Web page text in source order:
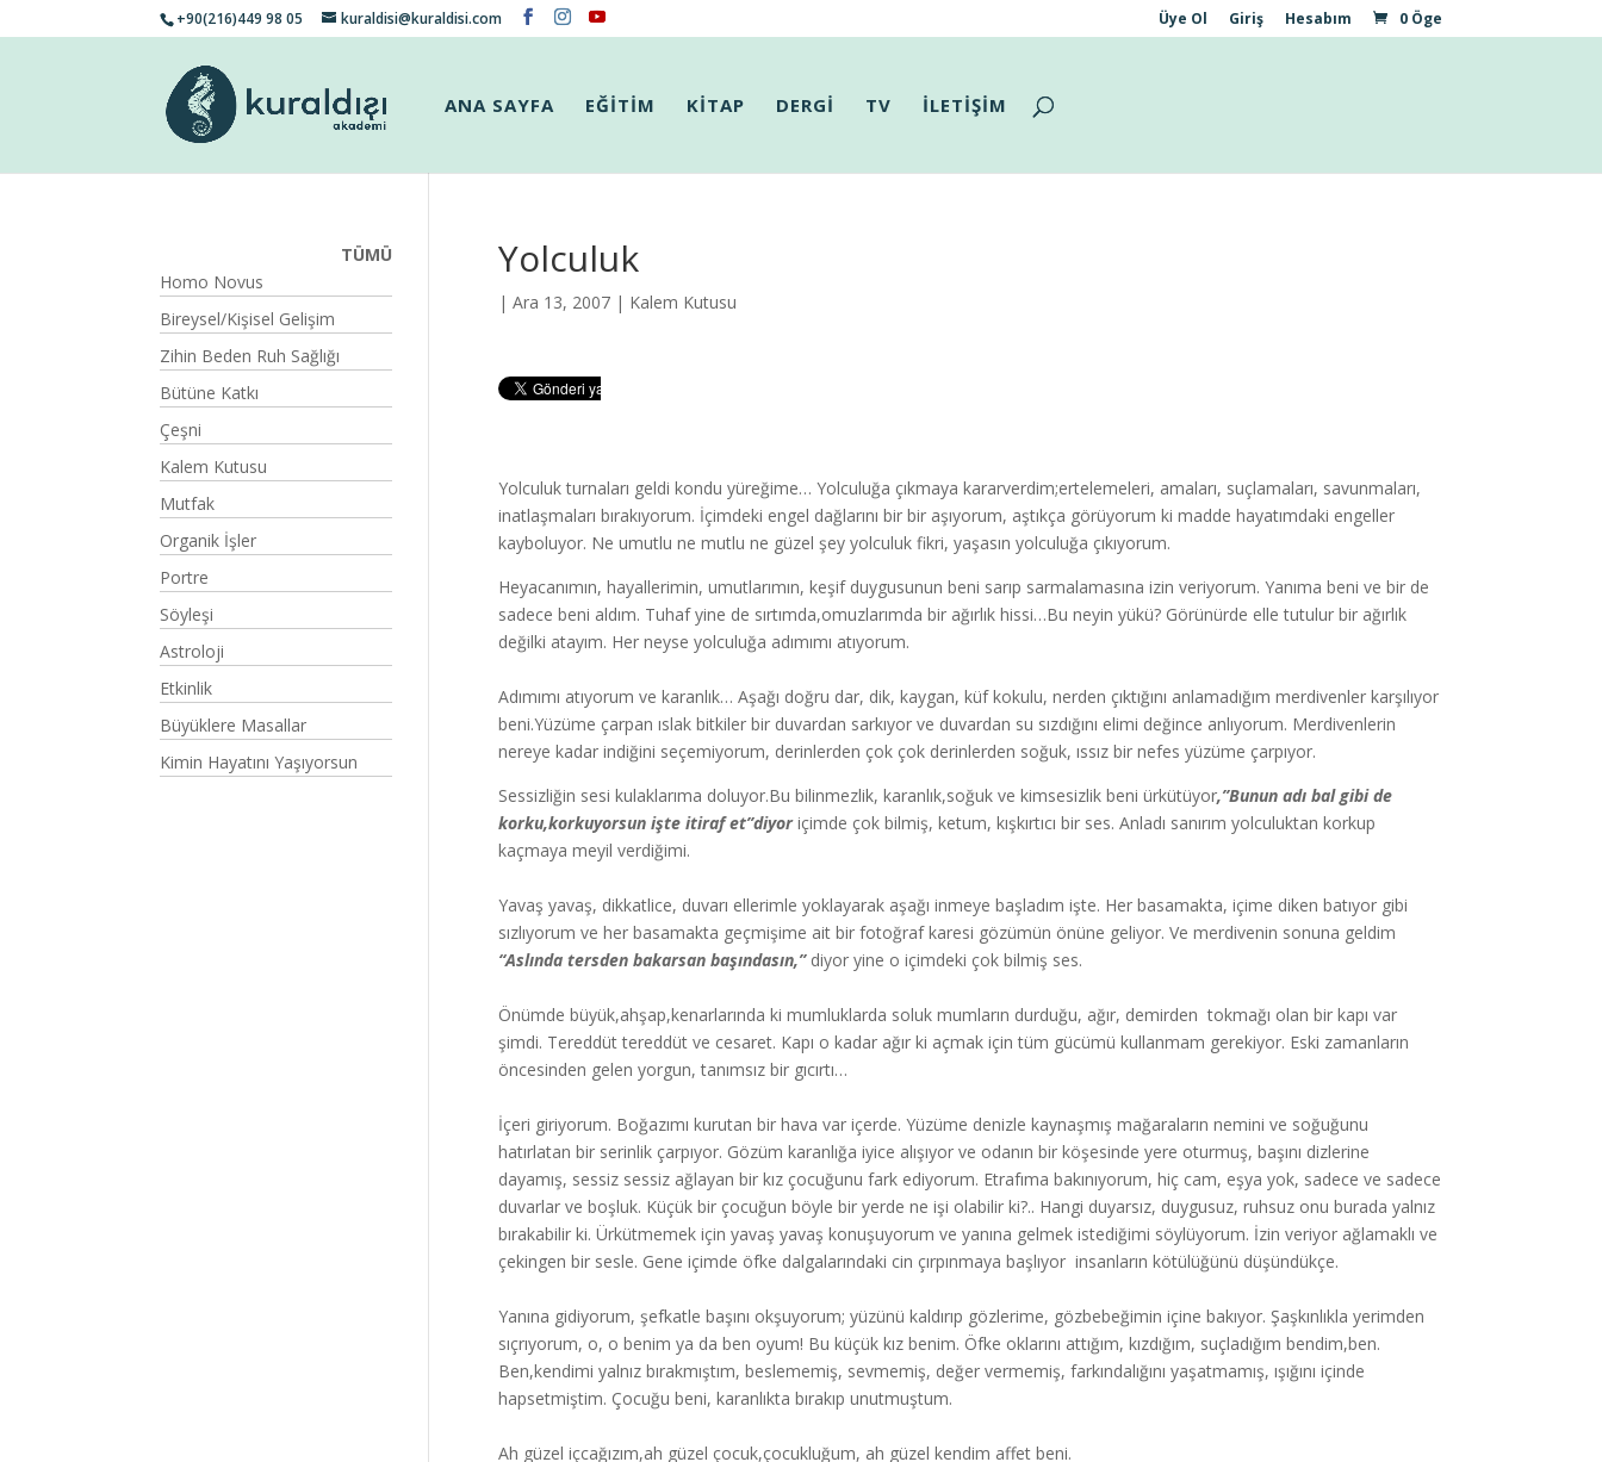
+90(216)449 98 05 kuraldisi@kuraldisi.com Üye Ol Giriş Hesabım 0 Öge
ANA SAYFA EĞİTİM KİTAP DERGİ TV İLETİŞİM
Yolculuk
| Ara 13, 2007 | Kalem Kutusu
Yolculuk turnaları geldi kondu yüreğime… Yolculuğa çıkmaya kararverdim;ertelemeleri, amaları, suçlamaları, savunmaları,
inatlaşmaları bırakıyorum. İçimdeki engel dağlarını bir bir aşıyorum, aştıkça görüyorum ki madde hayatımdaki engeller
kayboluyor. Ne umutlu ne mutlu ne güzel şey yolculuk fikri, yaşasın yolculuğa çıkıyorum.
Heyacanımın, hayallerimin, umutlarımın, keşif duygusunun beni sarıp sarmalamasına izin veriyorum. Yanıma beni ve bir de
sadece beni aldım. Tuhaf yine de sırtımda,omuzlarımda bir ağırlık hissi…Bu neyin yükü? Görünürde elle tutulur bir ağırlık
değilki atayım. Her neyse yolculuğa adımımı atıyorum.
Adımımı atıyorum ve karanlık… Aşağı doğru dar, dik, kaygan, küf kokulu, nerden çıktığını anlamadığım merdivenler karşılıyor
beni.Yüzüme çarpan ıslak bitkiler bir duvardan sarkıyor ve duvardan su sızdığını elimi değince anlıyorum. Merdivenlerin
nereye kadar indiğini seçemiyorum, derinlerden çok çok derinlerden soğuk, ıssız bir nefes yüzüme çarpıyor.
Sessizliğin sesi kulaklarıma doluyor.Bu bilinmezlik, karanlık,soğuk ve kimsesizlik beni ürkütüyor,”Bunun adı bal gibi de
korku,korkuyorsun işte itiraf et”diyoriçimde çok bilmiş, ketum, kışkırtıcı bir ses. Anladı sanırım yolculuktan korkup
kaçmaya meyil verdiğimi.
Yavaş yavaş, dikkatlice, duvarı ellerimle yoklayarak aşağı inmeye başladım işte. Her basamakta, içime diken batıyor gibi
sızlıyorum ve her basamakta geçmişime ait bir fotoğraf karesi gözümün önüne geliyor. Ve merdivenin sonuna geldim
“Aslında tersden bakarsan başındasın,”diyor yine o içimdeki çok bilmiş ses.
Önümde büyük,ahşap,kenarlarında ki mumluklarda soluk mumların durduğu, ağır, demirden tokmağı olan bir kapı var
şimdi. Tereddüt tereddüt ve cesaret. Kapı o kadar ağır ki açmak için tüm gücümü kullanmam gerekiyor. Eski zamanların
öncesinden gelen yorgun, tanımsız bir gıcırtı…
İçeri giriyorum. Boğazımı kurutan bir hava var içerde. Yüzüme denizle kaynaşmış mağaraların nemini ve soğuğunu
hatırlatan bir serinlik çarpıyor. Gözüm karanlığa iyice alışıyor ve odanın bir köşesinde yere oturmuş, başını dizlerine
dayamış, sessiz sessiz ağlayan bir kız çocuğunu fark ediyorum. Etrafıma bakınıyorum, hiç cam, eşya yok, sadece ve sadece
duvarlar ve boşluk. Küçük bir çocuğun böyle bir yerde ne işi olabilir ki?.. Hangi duyarsız, duygusuz, ruhsuz onu burada yalnız
bırakabilir ki. Ürkütmemek için yavaş yavaş konuşuyorum ve yanına gelmek istediğimi söylüyorum. İzin veriyor ağlamaklı ve
çekingen bir sesle. Gene içimde öfke dalgalarındaki cin çırpınmaya başlıyor insanların kötülüğünü düşündükçe.
Yanına gidiyorum, şefkatle başını okşuyorum; yüzünü kaldırıp gözlerime, gözbebeğimin içine bakıyor. Şaşkınlıkla yerimden
sıçrıyorum, o, o benim ya da ben oyum! Bu küçük kız benim. Öfke oklarını attığım, kızdığım, suçladığım bendim,ben.
Ben,kendimi yalnız bırakmıştım, beslememiş, sevmemiş, değer vermemiş, farkındalığını yaşatmamış, ışığını içinde
hapsetmiştim. Çocuğu beni, karanlıkta bırakıp unutmuştum.
Ah güzel içcağızım,ah güzel çocuk,çocukluğum, ah güzel kendim affet beni.
TÜMÜ
Homo Novus
Bireysel/Kişisel Gelişim
Zihin Beden Ruh Sağlığı
Bütüne Katkı
Çeşni
Kalem Kutusu
Mutfak
Organik İşler
Portre
Söyleşi
Astroloji
Etkinlik
Büyüklere Masallar
Kimin Hayatını Yaşıyorsun